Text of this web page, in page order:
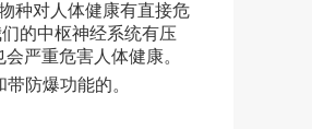
种对人体健康有直接危
的中枢神经系统有压
严重危害人体健康。
防爆功能的。